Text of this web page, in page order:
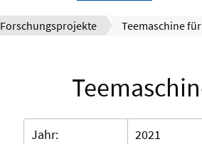
Forschungsprojekte
Jahr: 2021